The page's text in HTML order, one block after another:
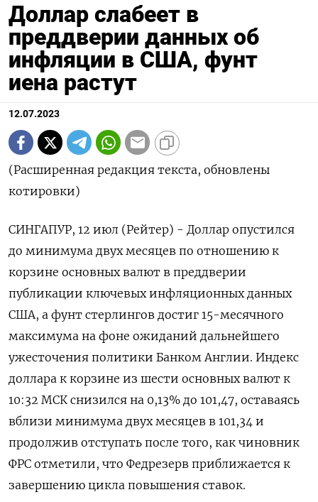
Доллар слабеет в
преддверии данных об
инфляции в США, фунт
иена растут
12.07.2023
(Расширенная редакция текста, обновлены
котировки)
СИНГАПУР, 12 июл (Рейтер) - Доллар опустился
до минимума двух месяцев по отношению к
корзине основных валют в преддверии
публикации ключевых инфляционных данных
США, а фунт стерлингов достиг 15-месячного
максимума на фоне ожиданий дальнейшего
ужесточения политики Банком Англии. Индекс
доллара к корзине из шести основных валют к
10:32 МСК снизился на 0,13% до 101,47​, оставаясь
вблизи минимума двух месяцев в 101,34 и
продолжив отступать после того, как чиновник
ФРС отметили, что Федрезерв приближается к
завершению цикла повышения ставок.